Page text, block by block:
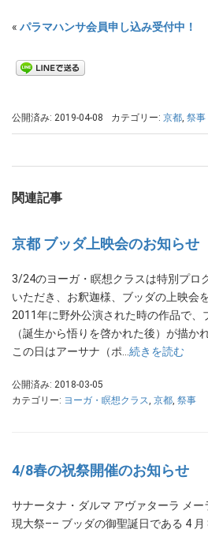
« パラマハンサ会員申し込み受付中！
公開済み: 2019-04-08 カテゴリー: 京都, 祭事
関連記事
京都 ブッダ上映会のお知らせ
3/24のヨーガ・瞑想クラスは特別プロ
いただき、お釈迦様、ブッダの上映会
2011年に野外公演された時の作品で、
（誕生から悟りを啓かれた後）が描か
この日はアーサナ（ポ… 続きを読む
公開済み: 2018-03-05
カテゴリー: ヨーガ・瞑想クラス, 京都, 祭事
4/8春の祝祭開催のお知らせ
サナータナ・ダルマ アヴァターラ メ
現大祭–– ブッダの御聖誕日である 4 月